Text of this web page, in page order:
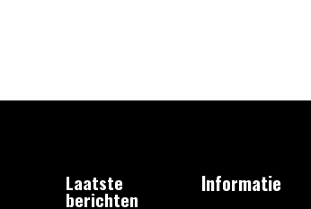
Laatste
berichten
Informatie